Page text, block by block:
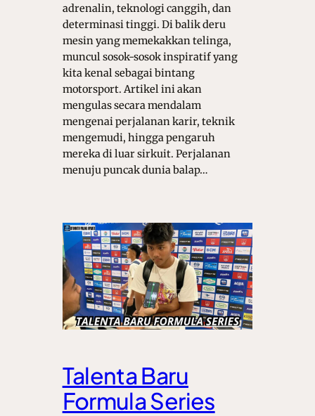
adrenalin, teknologi canggih, dan
determinasi tinggi. Di balik deru
mesin yang memekakkan telinga,
muncul sosok-sosok inspiratif yang
kita kenal sebagai bintang
motorsport. Artikel ini akan
mengulas secara mendalam
mengenai perjalanan karir, teknik
mengemudi, hingga pengaruh
mereka di luar sirkuit. Perjalanan
menuju puncak dunia balap…
Talenta Baru
Formula Series